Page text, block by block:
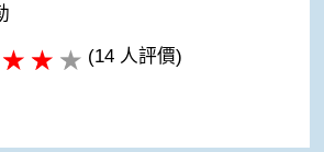
(14 人評價)